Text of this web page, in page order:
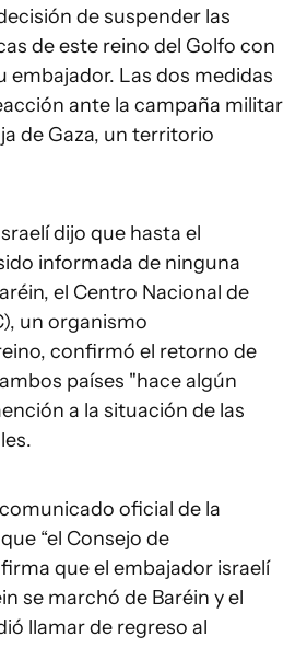
de suspender las
de este reino del Golfo con
embajador. Las dos medidas
ante la campaña militar
de Gaza, un territorio
dijo que hasta el
informada de ninguna
el Centro Nacional de
un organismo
confirmó el retorno de
países "hace algún
a la situación de las
oficial de la
“el Consejo de
que el embajador israelí
se marchó de Baréin y el
llamar de regreso al